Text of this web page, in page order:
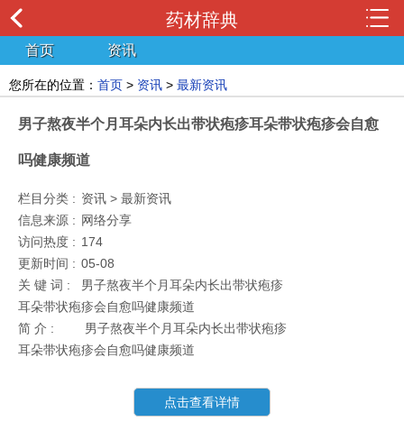
药材辞典
首页 资讯
您所在的位置： 首页 > 资讯 > 最新资讯
男子熬夜半个月耳朵内长出带状疱疹耳朵带状疱疹会自愈
吗健康频道
栏目分类 : 资讯 > 最新资讯
信息来源 : 网络分享
访问热度 : 174
更新时间 : 05-08
关 键 词 :
男子熬夜半个月耳朵内长出带状疱疹
耳朵带状疱疹会自愈吗健康频道
简 介 :
男子熬夜半个月耳朵内长出带状疱疹
耳朵带状疱疹会自愈吗健康频道
点击查看详情